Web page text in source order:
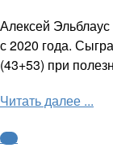
Алексей
с 2020 года.
(43+53) при
Читать далее ...
КХЛ